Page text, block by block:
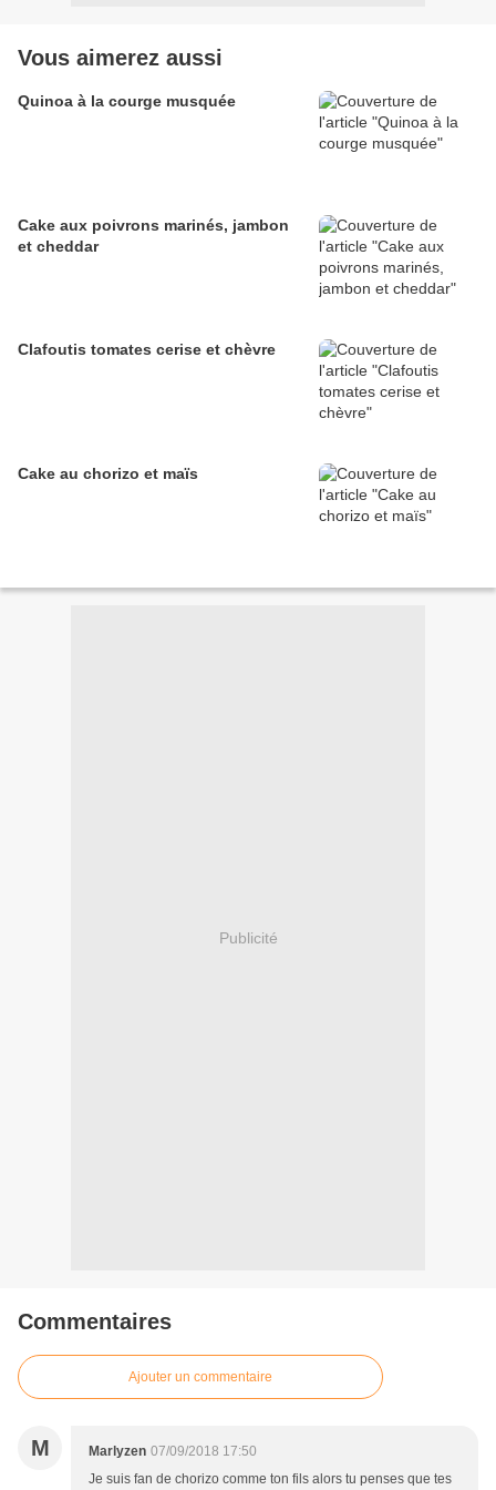
Vous aimerez aussi
Quinoa à la courge musquée
Cake aux poivrons marinés, jambon
et cheddar
Clafoutis tomates cerise et chèvre
Cake au chorizo et maïs
Publicité
Commentaires
Ajouter un commentaire
M Marlyzen 07/09/2018 17:50
Je suis fan de chorizo comme ton fils alors tu penses que tes